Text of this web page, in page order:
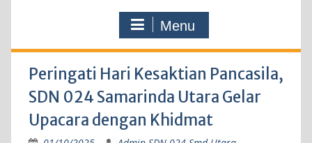
Menu
Peringati Hari Kesaktian Pancasila,
SDN 024 Samarinda Utara Gelar
Upacara dengan Khidmat